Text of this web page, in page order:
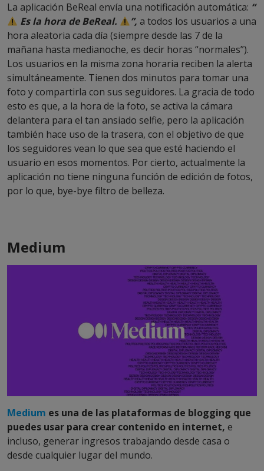
La aplicación BeReal envía una notificación automática: “
Es la hora de BeReal.
”, a todos los usuarios a una
hora aleatoria cada día (siempre desde las 7 de la
mañana hasta medianoche, es decir horas “normales”).
Los usuarios en la misma zona horaria reciben la alerta
simultáneamente. Tienen dos minutos para tomar una
foto y compartirla con sus seguidores. La gracia de todo
esto es que, a la hora de la foto, se activa la cámara
delantera para el tan ansiado selfie, pero la aplicación
también hace uso de la trasera, con el objetivo de que
los seguidores vean lo que sea que esté haciendo el
usuario en esos momentos. Por cierto, actualmente la
aplicación no tiene ninguna función de edición de fotos,
por lo que, bye-bye filtro de belleza.
Medium
Medium es una de las plataformas de blogging que
puedes usar para crear contenido en internet, e
incluso, generar ingresos trabajando desde casa o
desde cualquier lugar del mundo.